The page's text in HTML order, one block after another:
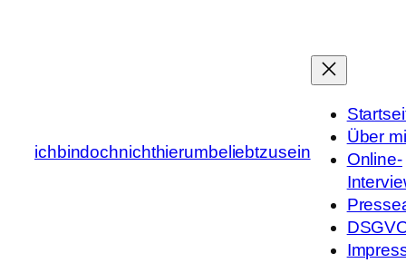
ichbindochnichthierumbeliebtzusein
Über
Online-